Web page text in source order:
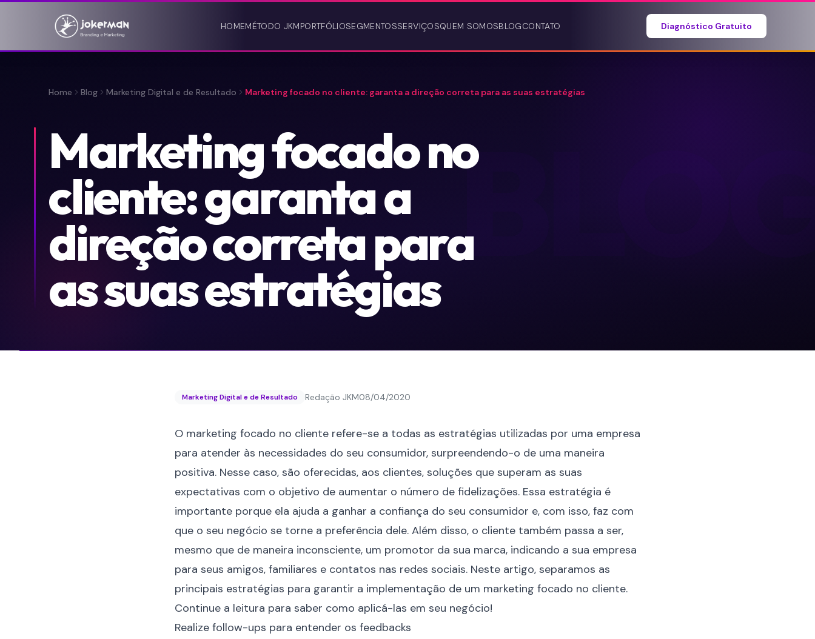
HOMEMÉTODO JKMPORTFÓLIOSEGMENTOSSERVIÇOSQUEM SOMOSBLOGCONTATO Diagnóstico Gratuito
Home Blog Marketing Digital e de Resultado Marketing focado no cliente: garanta a direção correta para as suas estratégias
Marketing focado no
cliente: garanta a
direção correta para
as suas estratégias
Marketing Digital e de Resultado Redação JKM08/04/2020
O marketing focado no cliente refere-se a todas as estratégias utilizadas por uma empresa
para atender às necessidades do seu consumidor, surpreendendo-o de uma maneira
positiva. Nesse caso, são oferecidas, aos clientes, soluções que superam as suas
expectativas com o objetivo de aumentar o número de fidelizações. Essa estratégia é
importante porque ela ajuda a ganhar a confiança do seu consumidor e, com isso, faz com
que o seu negócio se torne a preferência dele. Além disso, o cliente também passa a ser,
mesmo que de maneira inconsciente, um promotor da sua marca, indicando a sua empresa
para seus amigos, familiares e contatos nas redes sociais. Neste artigo, separamos as
principais estratégias para garantir a implementação de um marketing focado no cliente.
Continue a leitura para saber como aplicá-las em seu negócio!
Realize follow-ups para entender os feedbacks